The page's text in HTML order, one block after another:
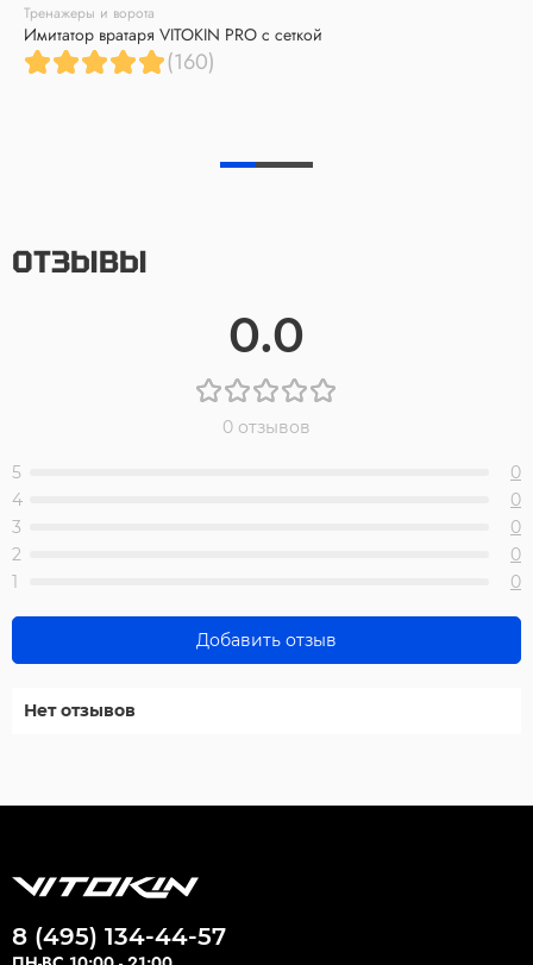
Тренажеры и ворота
Имитатор вратаря VITOKIN PRO с сеткой
(160)
ОТЗЫВЫ
0.0
0 отзывов
5
0
4
0
3
0
2
0
1
0
Добавить отзыв
Нет отзывов
8 (495) 134-44-57